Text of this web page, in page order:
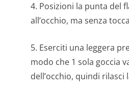
4. Posizioni la punta del
all’occhio, ma senza
5. Eserciti una leggera
modo che 1 sola goccia
dell’occhio, quindi